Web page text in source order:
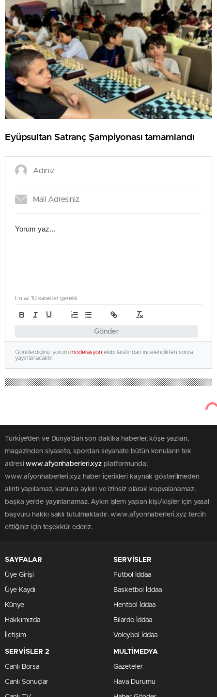
Eyüpsultan Satranç Şampiyonası tamamlandı
Gönder
En az 10 karakter gerekli
Gönderdiğiniz yorum moderasyon ekibi tarafından incelendikten sonra
yayınlanacaktır.
Türkiye'den ve Dünya’dan son dakika haberler, köşe yazıları,
magazinden siyasete, spordan seyahate bütün konuların tek
adresiwww.afyonhaberleri.xyz platformunda;
www.afyonhaberleri.xyz haber içerikleri kaynak gösterilmeden
alıntı yapılamaz, kanuna aykırı ve izinsiz olarak kopyalanamaz,
başka yerde yayınlanamaz. Aykırı işlem yapan kişi/kişiler için yasal
başvuru hakkı saklı tutulmaktadır. www.afyonhaberleri.xyz tercih
ettiğiniz için teşekkür ederiz.
SAYFALAR
Üye Girişi
Üye Kaydı
Künye
Hakkımızda
İletişim
SERVİSLER
Futbol İddaa
Basketbol İddaa
Hentbol İddaa
Bilardo İddaa
Voleybol İddaa
SERVİSLER 2
Canlı Borsa
Canlı Sonuçlar
MULTİMEDYA
Gazeteler
Hava Durumu